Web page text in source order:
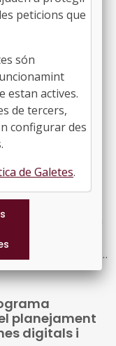
fins al
qual es crea el
i la
horitzó
estructura
i millorar
qual s'autoritza
del
a conseqüència
dels existents
planejament
digitals i
peticions que
són
estan actives.
de tercers,
configurar des
de Galetes.